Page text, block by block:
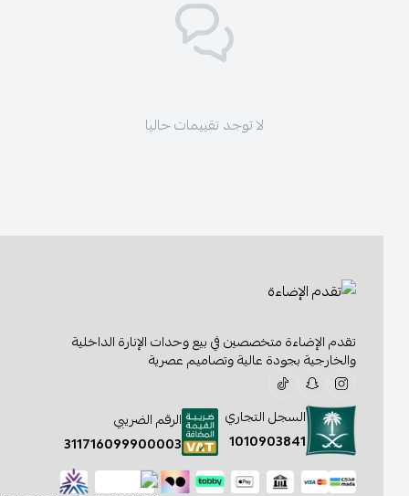
لا توجد تقييمات حاليا
تقدم الإضاءة متخصصين في بيع وحدات الإنارة الداخلية
والخارجية بجودة عالية وتصاميم عصرية
السجل التجاري
1010903841
الرقم الضريبي
311716099900003